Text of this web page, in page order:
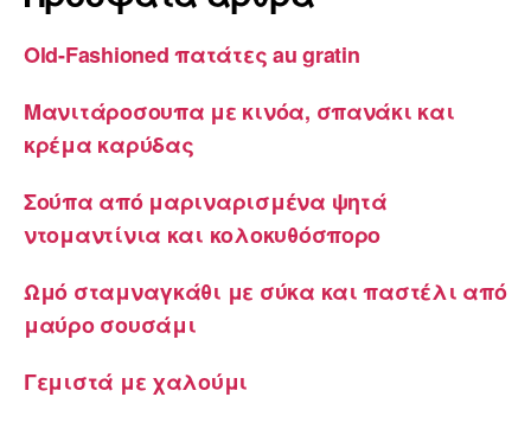
Old-Fashioned πατάτες au gratin
Μανιτάροσουπα με κινόα, σπανάκι και
κρέμα καρύδας
Σούπα από μαριναρισμένα ψητά
ντομαντίνια και κολοκυθόσπορο
Ωμό σταμναγκάθι με σύκα και παστέλι από
μαύρο σουσάμι
Γεμιστά με χαλούμι